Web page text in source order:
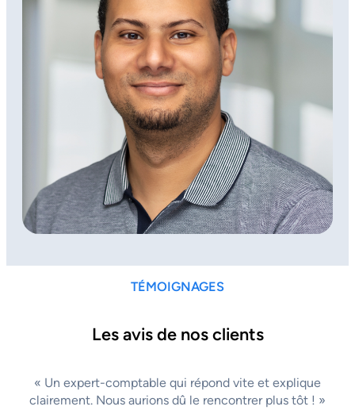
TÉMOIGNAGES
Les avis de nos clients
« Un expert-comptable qui répond vite et explique
clairement. Nous aurions dû le rencontrer plus tôt ! »